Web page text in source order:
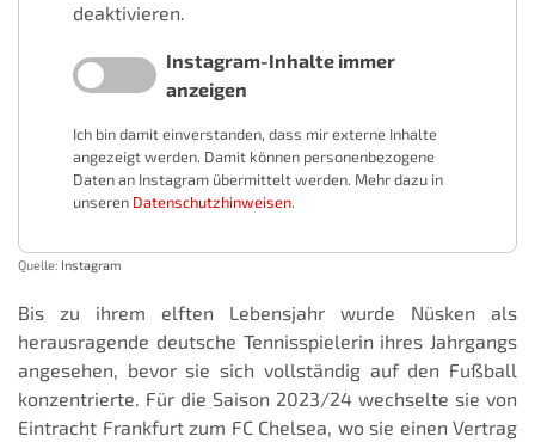
deaktivieren.
Instagram-Inhalte immer
anzeigen
Ich bin damit einverstanden, dass mir externe Inhalte
angezeigt werden. Damit können personenbezogene
Daten an Instagram übermittelt werden. Mehr dazu in
unseren Datenschutzhinweisen.
Quelle: Instagram
Bis zu ihrem elften Lebensjahr wurde Nüsken als
herausragende deutsche Tennisspielerin ihres Jahrgangs
angesehen, bevor sie sich vollständig auf den Fußball
konzentrierte. Für die Saison 2023/24 wechselte sie von
Eintracht Frankfurt zum FC Chelsea, wo sie einen Vertrag